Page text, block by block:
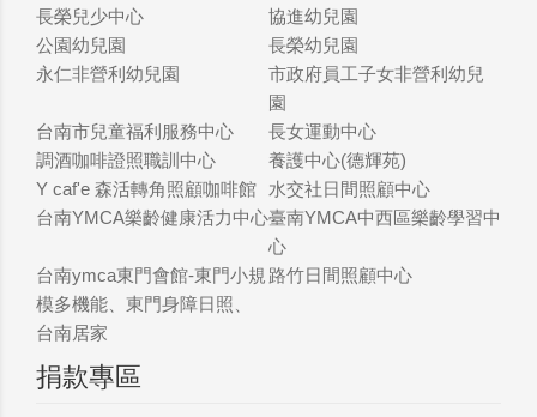
長榮兒少中心
協進幼兒園
公園幼兒園
長榮幼兒園
永仁非營利幼兒園
市政府員工子女非營利幼兒
園
台南市兒童福利服務中心
長女運動中心
調酒咖啡證照職訓中心
養護中心(德輝苑)
Y caf'e 森活轉角照顧咖啡館
水交社日間照顧中心
台南YMCA樂齡健康活力中心臺南YMCA中西區樂齡學習中
心
台南ymca東門會館-東門小規
模多機能、東門身障日照、
台南居家
路竹日間照顧中心
捐款專區